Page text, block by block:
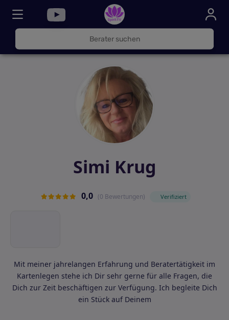
030
000
Simi Krug
0,0 (0 Bewertungen) Verifiziert
Mit meiner jahrelangen Erfahrung und Beratertätigkeit im
Kartenlegen stehe ich Dir sehr gerne für alle Fragen, die
Dich zur Zeit beschäftigen zur Verfügung. Ich begleite Dich
ein Stück auf Deinem